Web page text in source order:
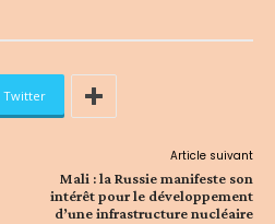
Twitter
Article suivant
Mali : la Russie manifeste son
intérêt pour le développement
d’une infrastructure nucléaire